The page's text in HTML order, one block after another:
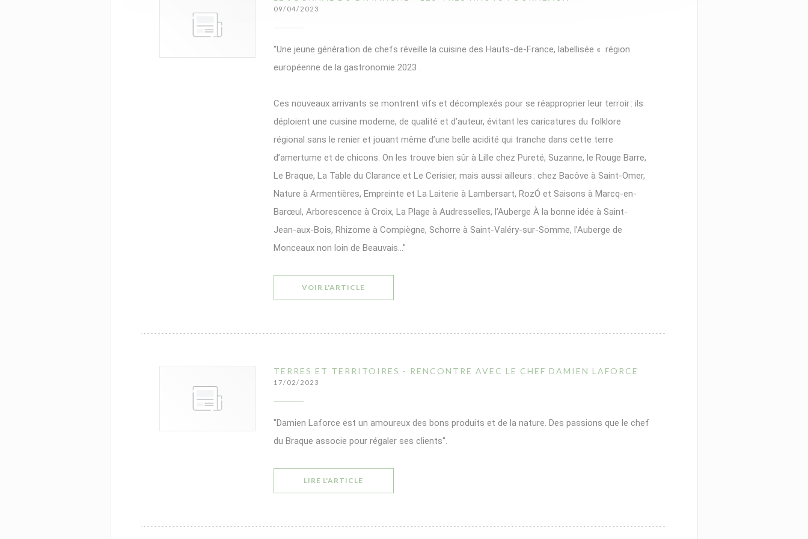
09/04/2023
"Une jeune génération de chefs réveille la cuisine des Hauts-de-France, labellisée « région
européenne de la gastronomie 2023 .
Ces nouveaux arrivants se montrent vifs et décomplexés pour se réapproprier leur terroir : ils
déploient une cuisine moderne, de qualité et d’auteur, évitant les caricatures du folklore
régional sans le renier et jouant même d’une belle acidité qui tranche dans cette terre
d’amertume et de chicons. On les trouve bien sûr à Lille chez Pureté, Suzanne, le Rouge Barre,
Le Braque, La Table du Clarance et Le Cerisier, mais aussi ailleurs : chez Bacôve à Saint-Omer,
Nature à ­Armentières, Empreinte et La ­Laiterie à ­Lambersart, RozÓ et ­Saisons à Marcq-en-
Barœul, ­Arborescence à Croix, La Plage à Audresselles, l’Auberge À la bonne idée à Saint-
Jean-aux-Bois, ­Rhizome à Compiègne, Schorre à Saint-Valéry-sur-Somme, ­l’Auberge de
Monceaux non loin de ­Beauvais…"
VOIR L'ARTICLE
TERRES ET TERRITOIRES - RENCONTRE AVEC LE CHEF DAMIEN LAFORCE
17/02/2023
"Damien Laforce est un amoureux des bons produits et de la nature. Des passions que le chef
du Braque associe pour régaler ses clients".
LIRE L'ARTICLE